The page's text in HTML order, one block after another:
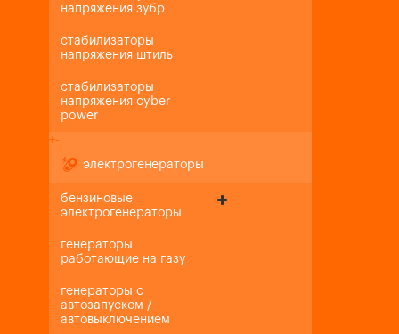
напряжения зубр
стабилизаторы
напряжения штиль
стабилизаторы
напряжения cyber
power
+-
электрогенераторы
бензиновые
электрогенераторы
генераторы
работающие на газу
генераторы с
автозапуском /
автовыключением